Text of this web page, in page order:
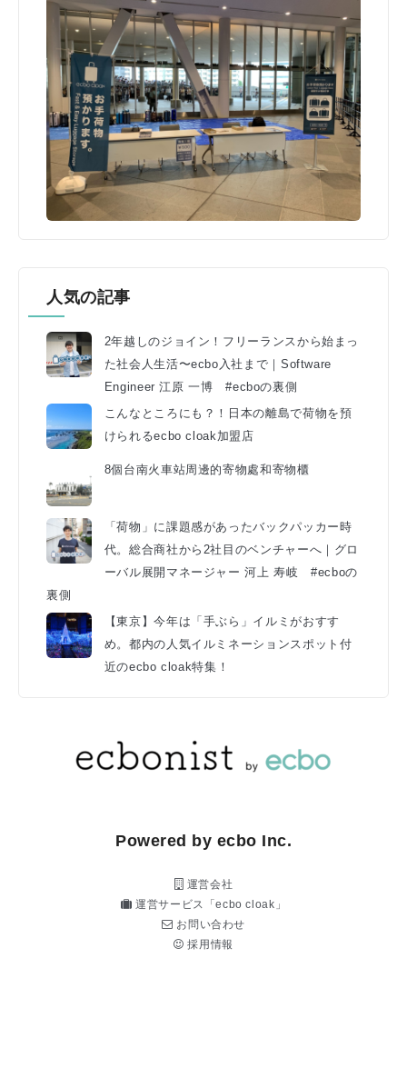
人気の記事
2年越しのジョイン！フリーランスから始まっ
た社会人生活〜ecbo入社まで｜Software
Engineer 江原 一博 #ecboの裏側
こんなところにも？！日本の離島で荷物を預
けられるecbo cloak加盟店
8個台南火車站周邊的寄物處和寄物櫃
「荷物」に課題感があったバックパッカー時
代。総合商社から2社目のベンチャーへ｜グロ
ーバル展開マネージャー 河上 寿岐 #ecboの
裏側
【東京】今年は「手ぶら」イルミがおすす
め。都内の人気イルミネーションスポット付
近のecbo cloak特集！
Powered by ecbo Inc.
運営会社
運営サービス「ecbo cloak」
お問い合わせ
採用情報